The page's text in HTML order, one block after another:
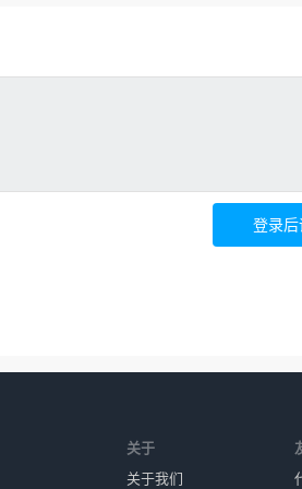
登录
关于
关于我们